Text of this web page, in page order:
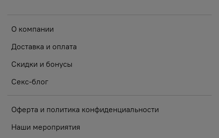
О компании
Доставка и оплата
Скидки и бонусы
Секс-блог
Оферта и политика конфиденциальности
Наши мероприятия